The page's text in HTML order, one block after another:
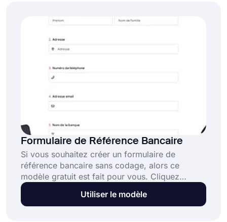
référence de caractère.
Formulaire de Référence Bancaire
Si vous souhaitez créer un formulaire de
référence bancaire sans codage, alors ce
modèle gratuit est fait pour vous. Cliquez
simplement sur le bouton "Utiliser le modèle"
pour ouvrir ce modèle de formulaire de
Utiliser le modèle